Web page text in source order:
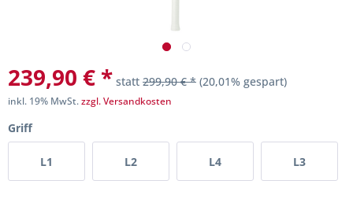
239,90 € * statt 299,90 € * (20,01% gespart)
inkl. 19% MwSt.zzgl. Versandkosten
Griff
L1 L2 L4 L3